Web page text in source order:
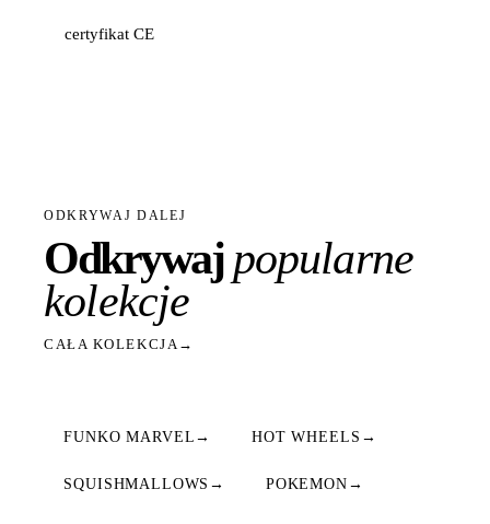
certyfikat CE
ODKRYWAJ DALEJ
Odkrywajpopularne
kolekcje
CAŁA KOLEKCJA →
FUNKO MARVEL → HOT WHEELS →
SQUISHMALLOWS → POKEMON →